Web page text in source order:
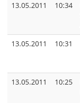
13.05.2011
10:34
13.05.2011
10:31
13.05.2011
10:25